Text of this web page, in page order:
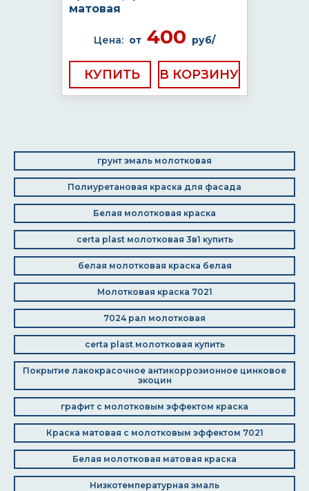
матовая
Цена: от 400 руб/
КУПИТЬ
грунт эмаль молотковая
Полиуретановая краска для фасада
Белая молотковая краска
certa plast молотковая 3в1 купить
белая молотковая краска белая
Молотковая краска 7021
7024 рал молотковая
certa plast молотковая купить
Покрытие лакокрасочное антикоррозионное цинковое
экоцин
графит с молотковым эффектом краска
Краска матовая с молотковым эффектом 7021
Белая молотковая матовая краска
Низкотемпературная эмаль